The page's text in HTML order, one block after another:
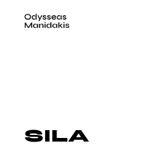
SILA